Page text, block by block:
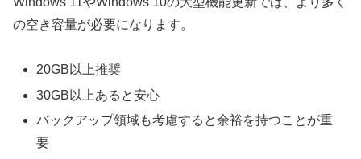
の空き容量が必要になります。
20GB以上推奨
30GB以上あると安心
バックアップ領域も考慮すると余裕を持つことが重
要